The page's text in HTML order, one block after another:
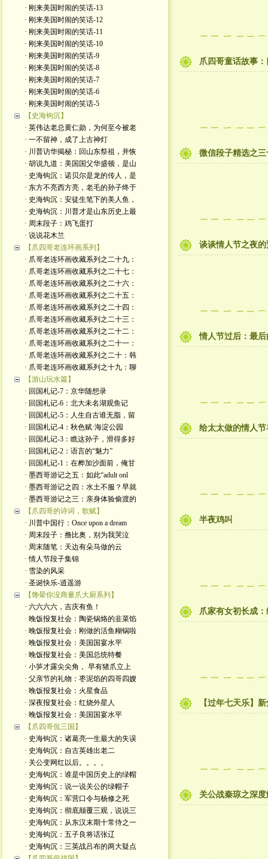
· 刚来美国时闹的笑话-13
· 刚来美国时闹的笑话-12
· 刚来美国时闹的笑话-11
· 刚来美国时闹的笑话-10
· 刚来美国时闹的笑话-9
· 刚来美国时闹的笑话-8
· 刚来美国时闹的笑话-7
· 刚来美国时闹的笑话-6
· 刚来美国时闹的笑话-5
【史海钩沉】
· 英伟达老总黄仁勋，为何至今被老
· 一不留神，成了上古神灯
· 川普访华揭秘：回山东祭祖，并恢
· 胡说九道：美国国父华盛顿，是山
· 史海钩沉：诺贝尔是龙的传人，是
· 东方不亮西方亮，老毛的孙子终于
· 史海钩沉：安徒生笔下的美人鱼，
· 史海钩沉：川普才是山东历史上最
· 周末段子：鸡飞蛋打
· 说说花木兰
【爪四哥老连环画系列】
· 爪哥老连环画收藏系列之二十九：
· 爪哥老连环画收藏系列之二十七：
· 爪哥老连环画收藏系列之二十六：
· 爪哥老连环画收藏系列之二十五：
· 爪哥老连环画收藏系列之二十四：
· 爪哥老连环画收藏系列之二十三：
· 爪哥老连环画收藏系列之二十二：
· 爪哥老连环画收藏系列之二十一：
· 爪哥老连环画收藏系列之二十：韩
· 爪哥老连环画收藏系列之十九：聊
【游山玩水篇】
· 回国札记-7：京华随想录
· 回国札记-6：北大未名湖观鱼记
· 回国札记-5：人生自古谁无脂，留
· 回国札记-4：秋色赋·海淀公园
· 回国札记-3：瞧这孙子，滑得多好
· 回国札记-2：语言的“魅力”
· 回国札记-1：在桦加沙面前，俺甘
· 墨西哥游记之五：如此“adult onl
· 墨西哥游记之四：水土不服？早就
· 墨西哥游记之三：亲身体验偷渡的
【爪四哥的诗词，歌赋】
· 川普中国行：Once upon a dream
· 周末段子：撸比奥，别为我哭泣
· 周末随笔：天边有朵马做的云
· 情人节段子集锦
· 雪染的风采
· 圣诞快乐-逍遥游
【馋晕你没商量爪大厨系列】
· 六六六六，吉庆有鱼！
· 晚饭报复社会：陶瓷锅烙的韭菜馅
· 晚饭报复社会：刚做的活鱼糊锅啦
· 晚饭报复社会：美国国宴水平
· 晚饭报复社会：美国总统特餐
· 小笋才露尖尖角， 早有猪爪立上
· 父亲节的礼物：枣泥馅的四哥四嫂
· 晚饭报复社会：火星食品
· 深夜报复社会：红烧外星人
· 晚饭报复社会：美国国宴水平
【爪四哥侃三国】
· 史海钩沉：诸葛亮一生最大的失误
· 史海钩沉：自古英雄出老二
· 关公变网红以后。。。。
· 史海钩沉：谁是中国历史上的绿帽
· 史海钩沉：说一说关公的绿帽子
· 史海钩沉：军营口令与杨修之死
· 史海钩沉：彻底颠覆三观，说说三
· 史海钩沉：从东汉末期十常侍之一
· 史海钩沉：五子良将话张辽
· 史海钩沉：三英战吕布的两大疑点
爪四哥童话故事
微信段子精选之
谈谈情人节之夜
情人节过后：最
给太太做的情人节
半夜鸡叫
爪家有女初长成
【过年七天乐】
关公战秦琼之深